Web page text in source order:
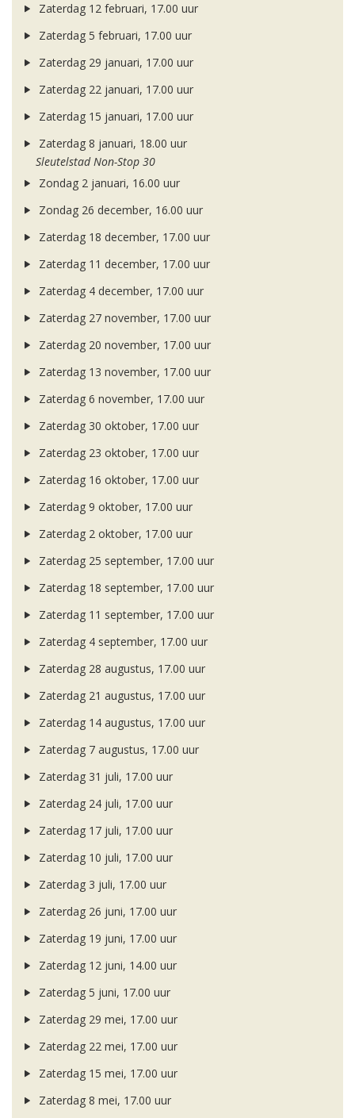
Zaterdag 12 februari, 17.00 uur
Zaterdag 5 februari, 17.00 uur
Zaterdag 29 januari, 17.00 uur
Zaterdag 22 januari, 17.00 uur
Zaterdag 15 januari, 17.00 uur
Zaterdag 8 januari, 18.00 uur
Sleutelstad Non-Stop 30
Zondag 2 januari, 16.00 uur
Zondag 26 december, 16.00 uur
Zaterdag 18 december, 17.00 uur
Zaterdag 11 december, 17.00 uur
Zaterdag 4 december, 17.00 uur
Zaterdag 27 november, 17.00 uur
Zaterdag 20 november, 17.00 uur
Zaterdag 13 november, 17.00 uur
Zaterdag 6 november, 17.00 uur
Zaterdag 30 oktober, 17.00 uur
Zaterdag 23 oktober, 17.00 uur
Zaterdag 16 oktober, 17.00 uur
Zaterdag 9 oktober, 17.00 uur
Zaterdag 2 oktober, 17.00 uur
Zaterdag 25 september, 17.00 uur
Zaterdag 18 september, 17.00 uur
Zaterdag 11 september, 17.00 uur
Zaterdag 4 september, 17.00 uur
Zaterdag 28 augustus, 17.00 uur
Zaterdag 21 augustus, 17.00 uur
Zaterdag 14 augustus, 17.00 uur
Zaterdag 7 augustus, 17.00 uur
Zaterdag 31 juli, 17.00 uur
Zaterdag 24 juli, 17.00 uur
Zaterdag 17 juli, 17.00 uur
Zaterdag 10 juli, 17.00 uur
Zaterdag 3 juli, 17.00 uur
Zaterdag 26 juni, 17.00 uur
Zaterdag 19 juni, 17.00 uur
Zaterdag 12 juni, 14.00 uur
Zaterdag 5 juni, 17.00 uur
Zaterdag 29 mei, 17.00 uur
Zaterdag 22 mei, 17.00 uur
Zaterdag 15 mei, 17.00 uur
Zaterdag 8 mei, 17.00 uur